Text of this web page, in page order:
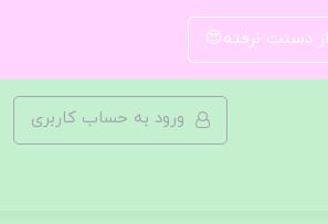
از دستت نرفته😍
ورود به حساب کاربری